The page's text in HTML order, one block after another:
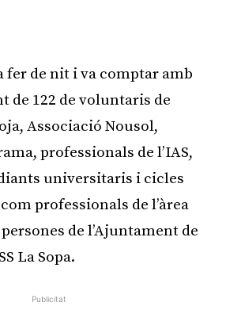
fer de nit i va comptar amb
de 122 de voluntaris de
Associació Nousol,
professionals de l’IAS,
universitaris i cicles
professionals de l’àrea
de l’Ajuntament de
La Sopa.
Publicitat